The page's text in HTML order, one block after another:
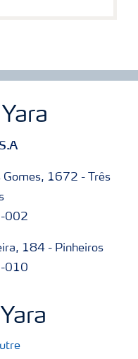
Gomes, 1672 - Três
002
184 - Pinheiros
010